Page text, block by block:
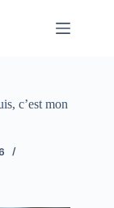
c’est mon